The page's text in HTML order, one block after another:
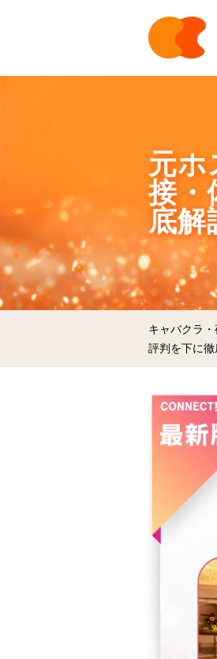
元ホ
接・
底解
キャバクラ
評判を下に徹